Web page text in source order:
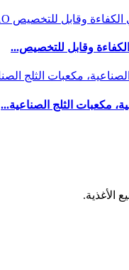
وقابل للتخصيص...
مكعبات الثلج الصناعية...
الأغذية.